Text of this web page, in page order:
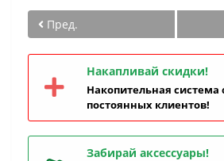
Пред.
Накапливай скидки!
Накопительная система
постоянных клиентов!
Забирай аксессуары!